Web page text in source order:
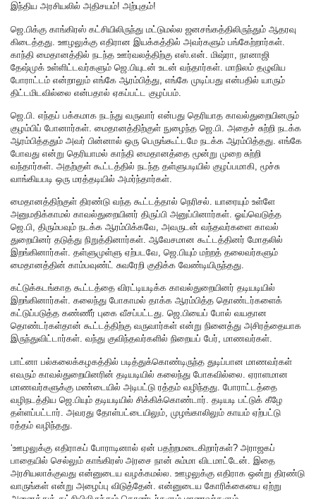
இந்திய அரசியலில் அதிசயம்! அற்புதம்!
ஜெ.பிக்கு காங்கிரஸ் கட்சியிலிருந்து மட்டுமல்ல ஜனசங்கத்திலிருந்தும் ஆதரவு
கிடைத்தது. ஊழலுக்கு எதிரான இயக்கத்தில் அவர்களும் பங்கேற்றார்கள்.
காந்தி மைதானத்தில் நடந்த ஊர்வலத்திற்கு எஸ்.என். மிஷ்ரா, நானாஜி
தேஷ்முக் உள்ளிட்டவர்களும் ஜெ.பியுடன் உடன் வந்தார்கள். மாநிலம் தழுவிய
போராட்டம் என்றாலும் எங்கே ஆரம்பித்து, எங்கே முடிப்பது என்பதில் யாரும்
திட்டமிடவில்லை என்பதால் ஏகப்பட்ட குழப்பம்.
ஜெ.பி. எந்தப் பக்கமாக நடந்து வருவார் என்பது தெரியாத காவல்துறையினரும்
குழம்பிப் போனார்கள். மைதானத்திற்குள் நுழைந்த ஜெ.பி. அதைச் சுற்றி நடக்க
ஆரம்பித்ததும் அவர் பின்னால் ஒரு பெருங்கூட்டமே நடக்க ஆரம்பித்தது. எங்கே
போவது என்று தெரியாமல் காந்தி மைதானத்தை மூன்று முறை சுற்றி
வந்தார்கள். அதற்குள் கூட்டத்தில் நடந்த தள்ளுபடியில் குழப்பமாகி, மூச்சு
வாங்கியபடி ஒரு மரத்தடியில் அமர்ந்தார்கள்.
மைதானத்திற்குள் திரண்டு வந்த கூட்டத்தால் நெரிசல். யாரையும் உள்ளே
அனுமதிக்காமல் காவல்துறையினர் திருப்பி அனுப்பினார்கள். ஓய்வெடுத்த
ஜெ.பி, திரும்பவும் நடக்க ஆரம்பிக்கவே, அவருடன் வந்தவர்களை காவல்
துறையினர் தடுத்து நிறுத்தினார்கள். ஆவேசமான கூட்டத்தினர் மோதலில்
இறங்கினார்கள். தள்ளுமுள்ளு ஏற்படவே, ஜெ.பியும் மற்றத் தலைவர்களும்
மைதானத்தின் காம்பவுண்ட் சுவரேறி குதிக்க வேண்டியிருந்தது.
கட்டுக்கடங்காத கூட்டத்தை விரட்டியடிக்க காவல்துறையினர் தடியடியில்
இறங்கினார்கள். கலைந்து போகாமல் தாக்க ஆரம்பித்த தொண்டர்களைக்
கட்டுப்படுத்த கண்ணீர் புகை வீசப்பட்டது. ஜெ.பியைப் போல் வயதான
தொண்டர்கள்தான் கூட்டத்திற்கு வருவார்கள் என்று நினைத்து அசிரத்தையாக
இருந்துவிட்டார்கள். வந்து குவிந்தவர்களில் நிறையப் பேர், மாணவர்கள்.
பாட்னா பல்கலைக்கழகத்தில் படித்துக்கொண்டிருந்த துடிப்பான மாணவர்கள்
எவரும் காவல்துறையினரின் தடியடியில் கலைந்து போகவில்லை. ஏராளமான
மாணவர்களுக்கு மண்டையில் அடிபட்டு ரத்தம் வழிந்தது. போராட்டத்தை
வழிநடத்திய ஜெ.பியும் தடியடியில் சிக்கிக்கொண்டார். தடியடி பட்டுக் கீழே
தள்ளப்பட்டார். அவரது தோள்பட்டையிலும், முழங்காலிலும் காயம் ஏற்பட்டு
ரத்தம் வழிந்தது.
‘ஊழலுக்கு எதிராகப் போராடினால் ஏன் பதற்றமடைகிறார்கள்? அராஜகப்
பாதையில் செல்லும் காங்கிரஸ் அரசை நான் சும்மா விடமாட்டேன். இதை
அரசியலாக்குவது என்னுடைய வழக்கமல்ல. ஊழலுக்கு எதிராக ஒன்று திரண்டு
வாருங்கள் என்று அழைப்பு விடுத்தேன். என்னுடைய கோரிக்கையை ஏற்று